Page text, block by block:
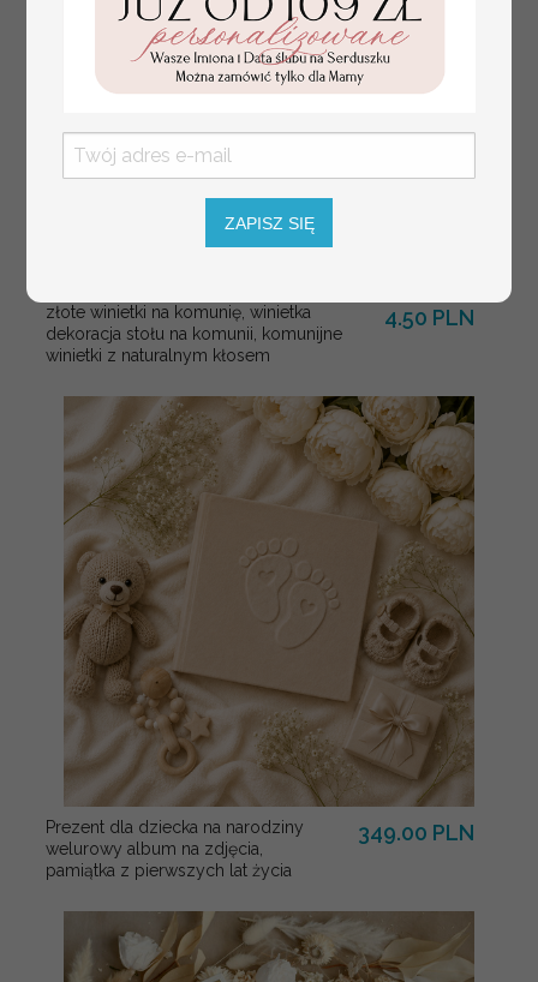
złote winietki na komunię, winietka
dekoracja stołu na komunii, komunijne
winietki z naturalnym kłosem
4.50 PLN
Prezent dla dziecka na narodziny
welurowy album na zdjęcia,
pamiątka z pierwszych lat życia
349.00 PLN
ZAPISZ SIĘ